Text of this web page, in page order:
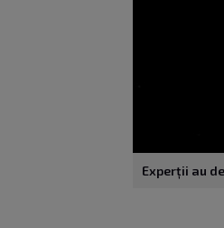
Experții au